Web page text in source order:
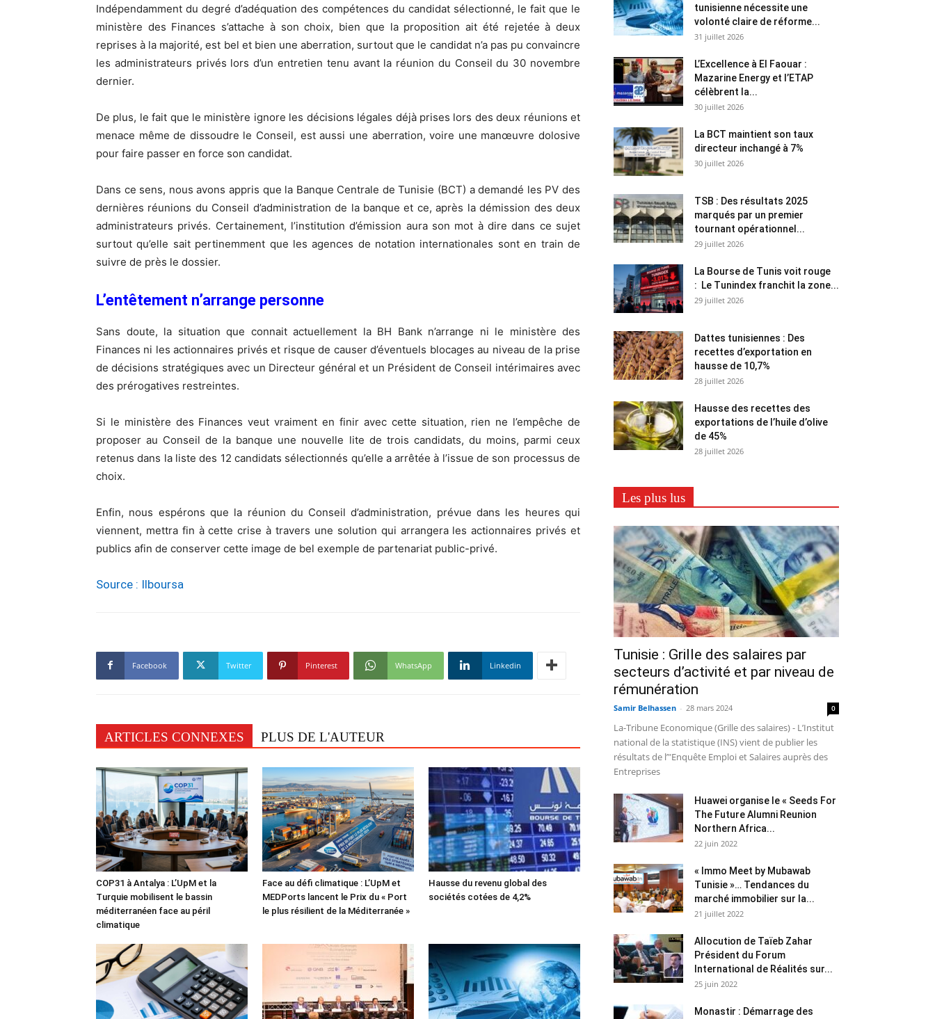
Indépendamment du degré d’adéquation des compétences du candidat sélectionné, le fait que le
ministère des Finances s’attache à son choix, bien que la proposition ait été rejetée à deux
reprises à la majorité, est bel et bien une aberration, surtout que le candidat n’a pas pu convaincre
les administrateurs privés lors d’un entretien tenu avant la réunion du Conseil du 30 novembre
dernier.
De plus, le fait que le ministère ignore les décisions légales déjà prises lors des deux réunions et
menace même de dissoudre le Conseil, est aussi une aberration, voire une manœuvre dolosive
pour faire passer en force son candidat.
Dans ce sens, nous avons appris que la Banque Centrale de Tunisie (BCT) a demandé les PV des
dernières réunions du Conseil d’administration de la banque et ce, après la démission des deux
administrateurs privés. Certainement, l’institution d’émission aura son mot à dire dans ce sujet
surtout qu’elle sait pertinemment que les agences de notation internationales sont en train de
suivre de près le dossier.
L’entêtement n’arrange personne
Sans doute, la situation que connait actuellement la BH Bank n’arrange ni le ministère des
Finances ni les actionnaires privés et risque de causer d’éventuels blocages au niveau de la prise
de décisions stratégiques avec un Directeur général et un Président de Conseil intérimaires avec
des prérogatives restreintes.
Si le ministère des Finances veut vraiment en finir avec cette situation, rien ne l’empêche de
proposer au Conseil de la banque une nouvelle lite de trois candidats, du moins, parmi ceux
retenus dans la liste des 12 candidats sélectionnés qu’elle a arrêtée à l’issue de son processus de
choix.
Enfin, nous espérons que la réunion du Conseil d’administration, prévue dans les heures qui
viennent, mettra fin à cette crise à travers une solution qui arrangera les actionnaires privés et
publics afin de conserver cette image de bel exemple de partenariat public-privé.
Source : Ilboursa
Facebook Twitter Pinterest WhatsApp Linkedin
ARTICLES CONNEXES PLUS DE L'AUTEUR
COP31 à Antalya : L’UpM et la
Turquie mobilisent le bassin
méditerranéen face au péril
climatique
Face au défi climatique : L’UpM et
MEDPorts lancent le Prix du « Port
le plus résilient de la Méditerranée »
Hausse du revenu global des
sociétés cotées de 4,2%
tunisienne nécessite une
volonté claire de réforme...
31 juillet 2026
L’Excellence à El Faouar :
Mazarine Energy et l’ETAP
célèbrent la...
30 juillet 2026
La BCT maintient son taux
directeur inchangé à 7%
30 juillet 2026
TSB : Des résultats 2025
marqués par un premier
tournant opérationnel...
29 juillet 2026
La Bourse de Tunis voit rouge
: Le Tunindex franchit la zone...
29 juillet 2026
Dattes tunisiennes : Des
recettes d’exportation en
hausse de 10,7%
28 juillet 2026
Hausse des recettes des
exportations de l’huile d’olive
de 45%
28 juillet 2026
Les plus lus
Tunisie : Grille des salaires par
secteurs d’activité et par niveau de
rémunération
Samir Belhassen - 28 mars 2024 0
La-Tribune Economique (Grille des salaires) - L’Institut
national de la statistique (INS) vient de publier les
résultats de l’"Enquête Emploi et Salaires auprès des
Entreprises
Huawei organise le « Seeds For
The Future Alumni Reunion
Northern Africa...
22 juin 2022
« Immo Meet by Mubawab
Tunisie »… Tendances du
marché immobilier sur la...
21 juillet 2022
Allocution de Taïeb Zahar
Président du Forum
International de Réalités sur...
25 juin 2022
Monastir : Démarrage des